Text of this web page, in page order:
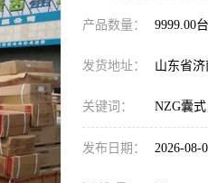
产品数量： 9999.00台
发货地址： 山东省
关键词： NZG囊
发布日期： 2026-08-